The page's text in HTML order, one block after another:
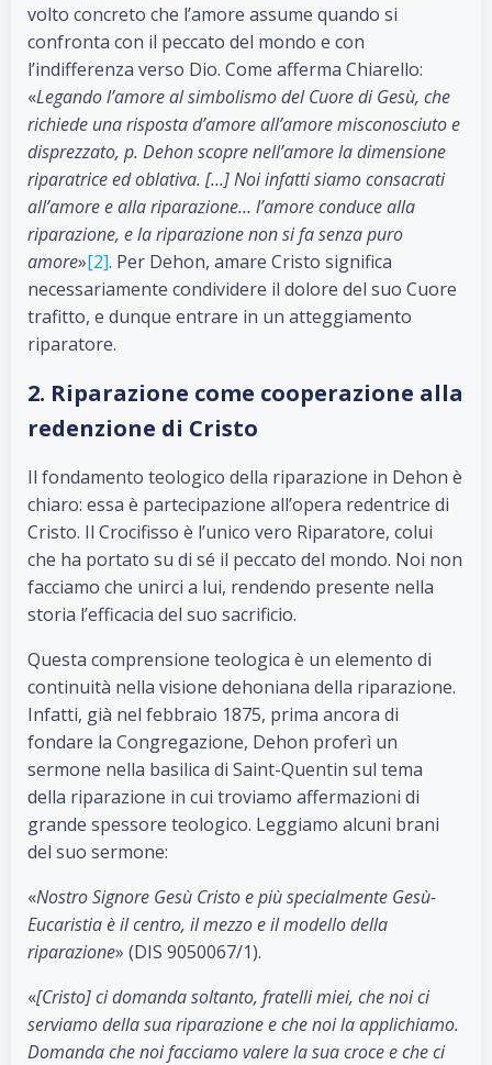
volto concreto che l’amore assume quando si
confronta con il peccato del mondo e con
l’indifferenza verso Dio. Come afferma Chiarello:
«Legando l’amore al simbolismo del Cuore di Gesù, che
richiede una risposta d’amore all’amore misconosciuto e
disprezzato, p. Dehon scopre nell’amore la dimensione
riparatrice ed oblativa. […] Noi infatti siamo consacrati
all’amore e alla riparazione… l’amore conduce alla
riparazione, e la riparazione non si fa senza puro
amore»[2]. Per Dehon, amare Cristo significa
necessariamente condividere il dolore del suo Cuore
trafitto, e dunque entrare in un atteggiamento
riparatore.
2. Riparazione come cooperazione alla
redenzione di Cristo
Il fondamento teologico della riparazione in Dehon è
chiaro: essa è partecipazione all’opera redentrice di
Cristo. Il Crocifisso è l’unico vero Riparatore, colui
che ha portato su di sé il peccato del mondo. Noi non
facciamo che unirci a lui, rendendo presente nella
storia l’efficacia del suo sacrificio.
Questa comprensione teologica è un elemento di
continuità nella visione dehoniana della riparazione.
Infatti, già nel febbraio 1875, prima ancora di
fondare la Congregazione, Dehon proferì un
sermone nella basilica di Saint-Quentin sul tema
della riparazione in cui troviamo affermazioni di
grande spessore teologico. Leggiamo alcuni brani
del suo sermone:
«Nostro Signore Gesù Cristo e più specialmente Gesù-
Eucaristia è il centro, il mezzo e il modello della
riparazione» (DIS 9050067/1).
«[Cristo] ci domanda soltanto, fratelli miei, che noi ci
serviamo della sua riparazione e che noi la applichiamo.
Domanda che noi facciamo valere la sua croce e che ci